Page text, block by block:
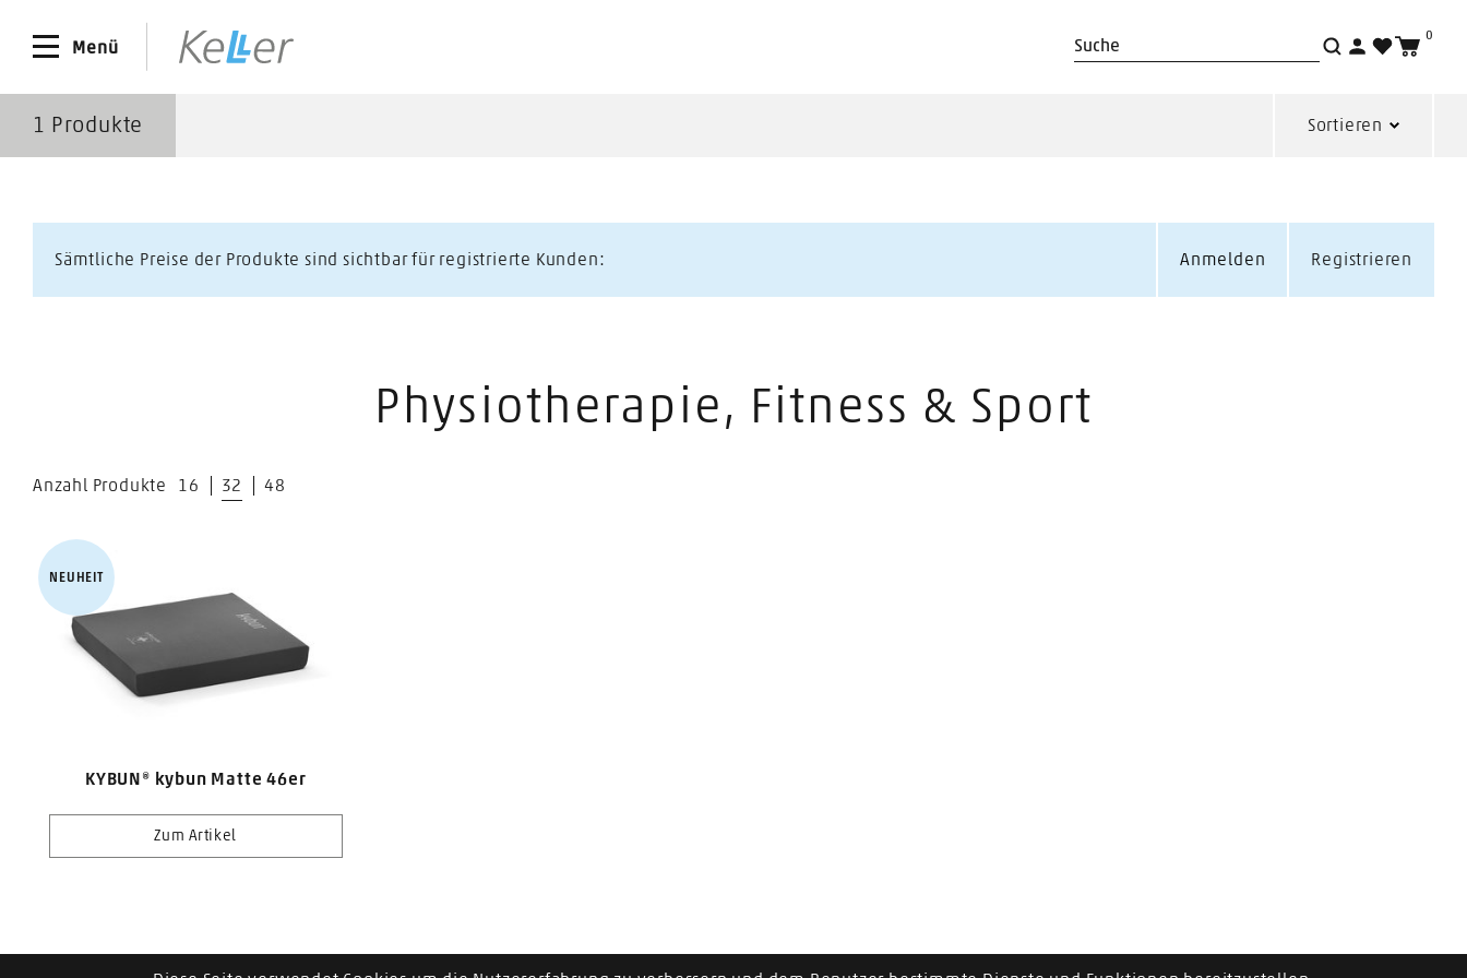
Menü
Suche
0
1 Produkte Sortieren
Sämtliche Preise der Produkte sind sichtbar für registrierte Kunden: Anmelden Registrieren
Physiotherapie, Fitness & Sport
Anzahl Produkte 16 32 48
KYBUN® kybun Matte 46er
Zum Artikel
NEUHEIT